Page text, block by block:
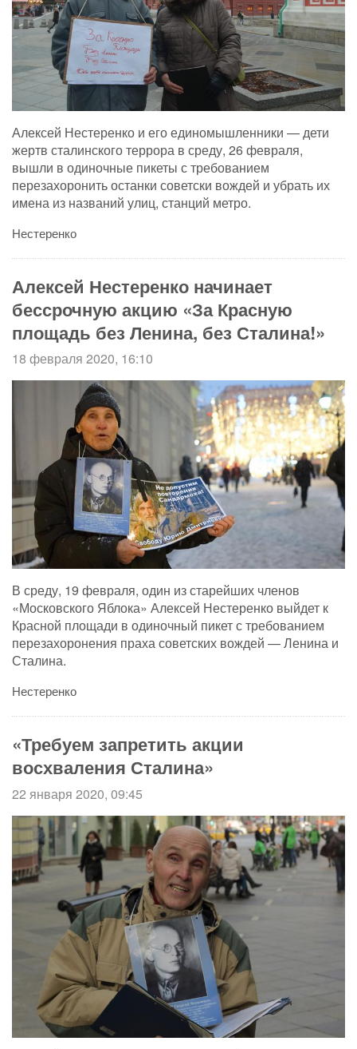
Алексей Нестеренко и его единомышленники — дети
жертв сталинского террора в среду, 26 февраля,
вышли в одиночные пикеты с требованием
перезахоронить останки советски вождей и убрать их
имена из названий улиц, станций метро.
Нестеренко
Алексей Нестеренко начинает
бессрочную акцию «За Красную
площадь без Ленина, без Сталина!»
18 февраля 2020, 16:10
В среду, 19 февраля, один из старейших членов
«Московского Яблока» Алексей Нестеренко выйдет к
Красной площади в одиночный пикет с требованием
перезахоронения праха советских вождей — Ленина и
Сталина.
Нестеренко
«Требуем запретить акции
восхваления Сталина»
22 января 2020, 09:45